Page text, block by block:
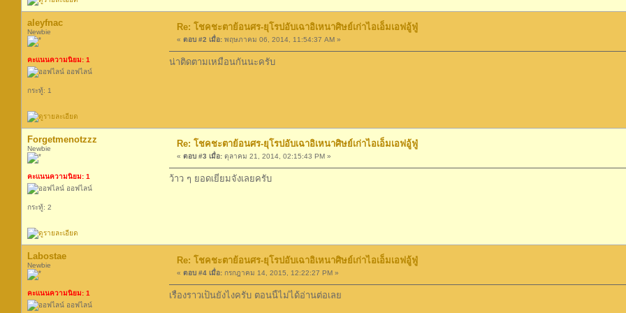
aleyfnac
Newbie
คะแนนความนิยม: 1
ออฟไลน์
กระทู้: 1
Re: โชคชะตาย้อนศร-ยุโรปอับเฉาอิเหนาศิษย์เก่าไอเอ็มเอฟอู้ฟู่
« ตอบ #2 เมื่อ: พฤษภาคม 06, 2014, 11:54:37 AM »
น่าติดตามเหมือนกันนะครับ
Forgetmenotzzz
Newbie
คะแนนความนิยม: 1
ออฟไลน์
กระทู้: 2
Re: โชคชะตาย้อนศร-ยุโรปอับเฉาอิเหนาศิษย์เก่าไอเอ็มเอฟอู้ฟู่
« ตอบ #3 เมื่อ: ตุลาคม 21, 2014, 02:15:43 PM »
ว้าว ๆ ยอดเยี่ยมจังเลยครับ
Labostae
Newbie
คะแนนความนิยม: 1
ออฟไลน์
Re: โชคชะตาย้อนศร-ยุโรปอับเฉาอิเหนาศิษย์เก่าไอเอ็มเอฟอู้ฟู่
« ตอบ #4 เมื่อ: กรกฎาคม 14, 2015, 12:22:27 PM »
เรื่องราวเป็นยังไงครับ ตอนนี้ไม่ได้อ่านต่อเลย